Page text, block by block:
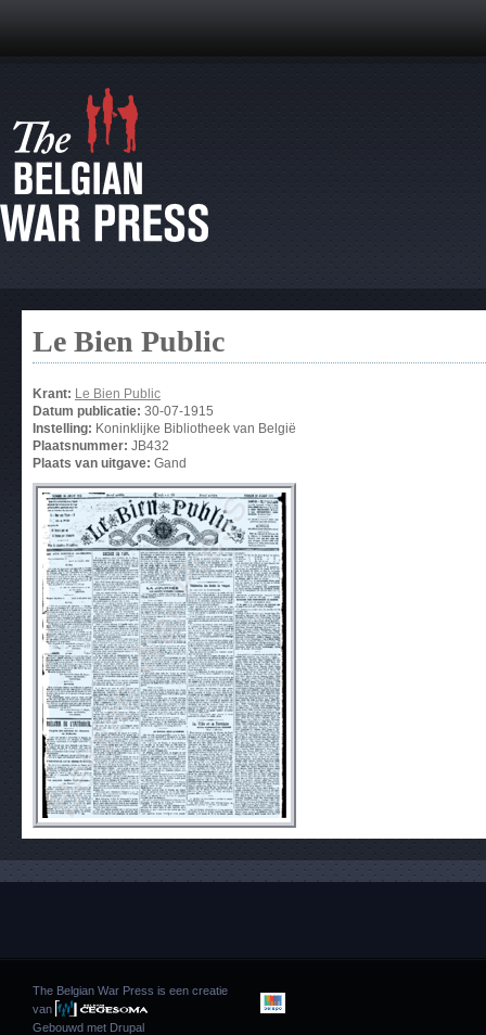
Le Bien Public
Krant: Le Bien Public
Datum publicatie: 30-07-1915
Instelling: Koninklijke Bibliotheek van België
Plaatsnummer: JB432
Plaats van uitgave: Gand
The Belgian War Press is een creatie
van
Gebouwd met Drupal